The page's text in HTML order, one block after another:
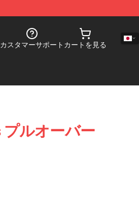
カスタマーサポート カートを見る
プルオーバー